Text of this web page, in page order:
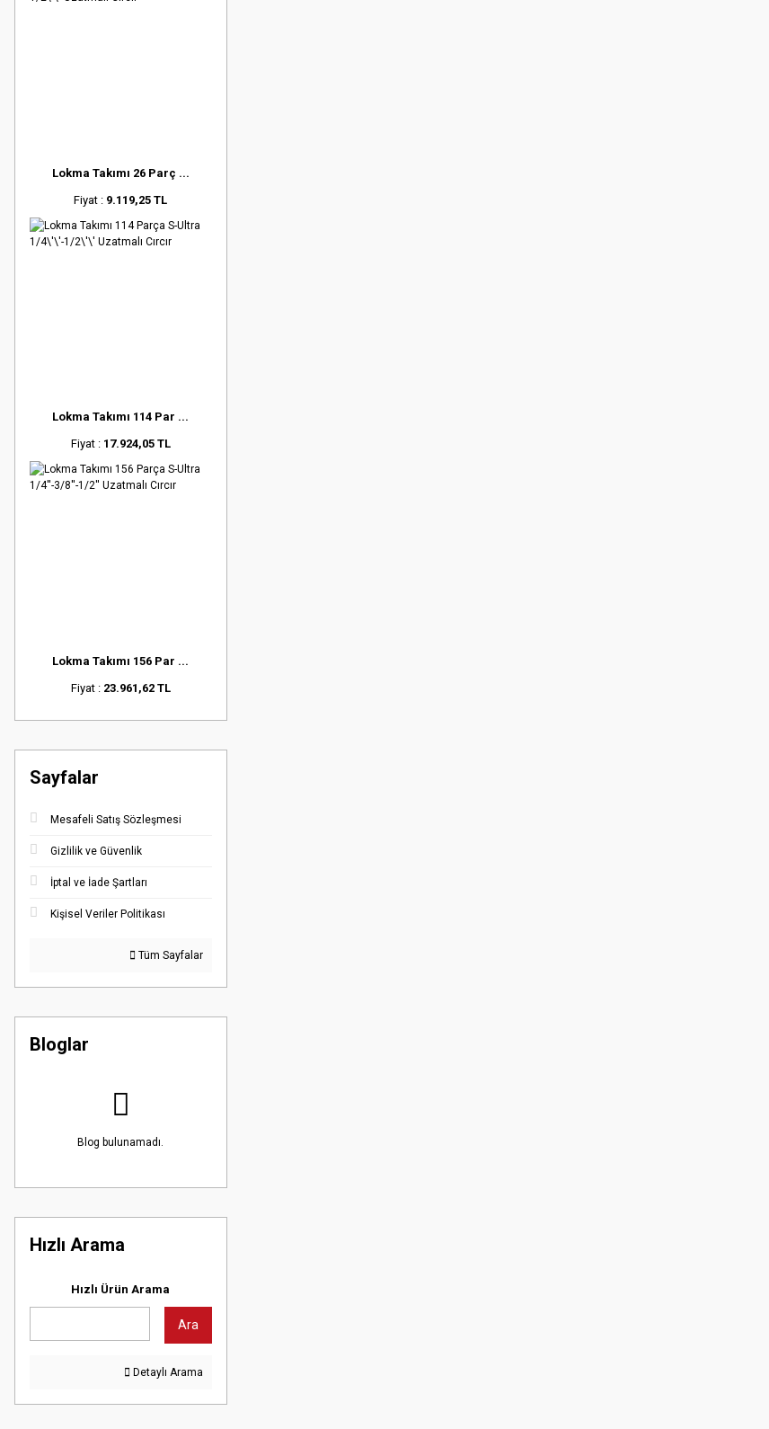
Lokma Takımı 26 Parç ...
Fiyat : 9.119,25 TL
Lokma Takımı 114 Par ...
Fiyat : 17.924,05 TL
Lokma Takımı 156 Par ...
Fiyat : 23.961,62 TL
Sayfalar
Mesafeli Satış Sözleşmesi
Gizlilik ve Güvenlik
İptal ve İade Şartları
Kişisel Veriler Politikası
Tüm Sayfalar
Bloglar
Blog bulunamadı.
Hızlı Arama
Hızlı Ürün Arama
Ara
Detaylı Arama